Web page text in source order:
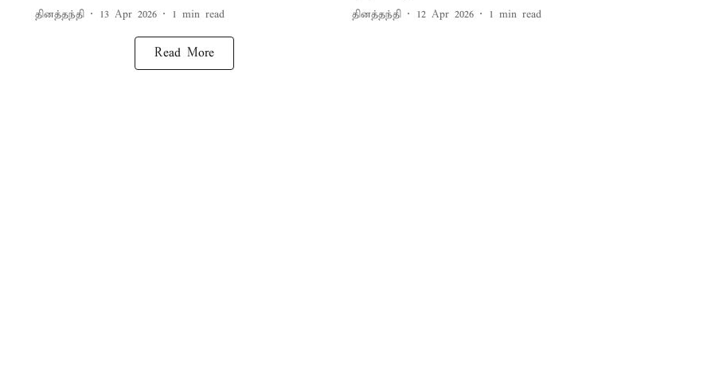
தினத்தந்தி 13 Apr 2026 1 min read தினத்தந்தி 12 Apr 2026 1 min read
Read More